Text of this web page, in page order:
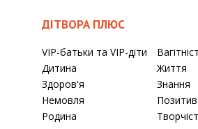
ДІТВОРА ПЛЮС
VIP-батьки та VIP-діти
Дитина
Життя
Здоров'я
Знання
Немовля
Позитив
Родина